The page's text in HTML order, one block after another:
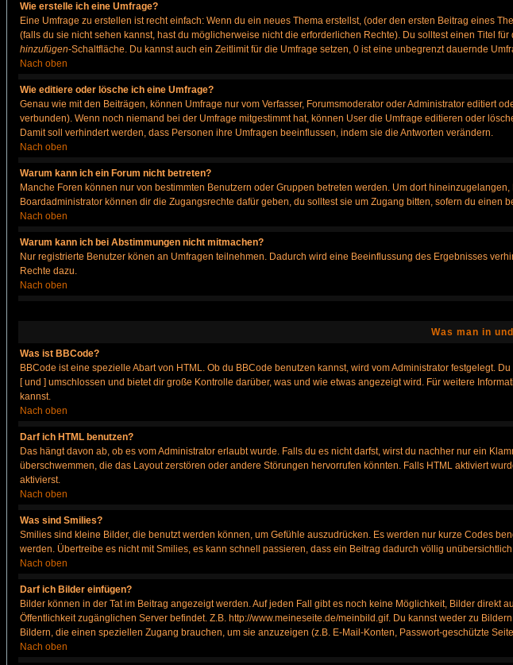
Wie erstelle ich eine Umfrage?
Eine Umfrage zu erstellen ist recht einfach: Wenn du ein neues Thema erstellst, (oder den ersten Beitrag eines
(falls du sie nicht sehen kannst, hast du möglicherweise nicht die erforderlichen Rechte). Du solltest einen Titel
hinzufügen-Schaltfläche. Du kannst auch ein Zeitlimit für die Umfrage setzen, 0 ist eine unbegrenzt dauernde
Nach oben
Wie editiere oder lösche ich eine Umfrage?
Genau wie mit den Beiträgen, können Umfrage nur vom Verfasser, Forumsmoderator oder Administrator editiert
verbunden). Wenn noch niemand bei der Umfrage mitgestimmt hat, können User die Umfrage editieren oder
Damit soll verhindert werden, dass Personen ihre Umfragen beeinflussen, indem sie die Antworten verändern.
Nach oben
Warum kann ich ein Forum nicht betreten?
Manche Foren können nur von bestimmten Benutzern oder Gruppen betreten werden. Um dort
Boardadministrator können dir die Zugangsrechte dafür geben, du solltest sie um Zugang bitten, sofern du einen
Nach oben
Warum kann ich bei Abstimmungen nicht mitmachen?
Nur registrierte Benutzer könen an Umfragen teilnehmen. Dadurch wird eine Beeinflussung des Ergebnisses
Rechte dazu.
Nach oben
Was man in
Was ist BBCode?
BBCode ist eine spezielle Abart von HTML. Ob du BBCode benutzen kannst, wird vom Administrator festgelegt.
[ und ] umschlossen und bietet dir große Kontrolle darüber, was und wie etwas angezeigt wird. Für weitere
kannst.
Nach oben
Darf ich HTML benutzen?
Das hängt davon ab, ob es vom Administrator erlaubt wurde. Falls du es nicht darfst, wirst du nachher nur ein
überschwemmen, die das Layout zerstören oder andere Störungen hervorrufen könnten. Falls HTML aktiviert
aktivierst.
Nach oben
Was sind Smilies?
Smilies sind kleine Bilder, die benutzt werden können, um Gefühle auszudrücken. Es werden nur kurze Codes
werden. Übertreibe es nicht mit Smilies, es kann schnell passieren, dass ein Beitrag dadurch völlig
Nach oben
Darf ich Bilder einfügen?
Bilder können in der Tat im Beitrag angezeigt werden. Auf jeden Fall gibt es noch keine Möglichkeit, Bilder
Öffentlichkeit zugänglichen Server befindet. Z.B. http://www.meineseite.de/meinbild.gif. Du kannst weder zu
Bildern, die einen speziellen Zugang brauchen, um sie anzuzeigen (z.B. E-Mail-Konten, Passwort-geschützte
Nach oben